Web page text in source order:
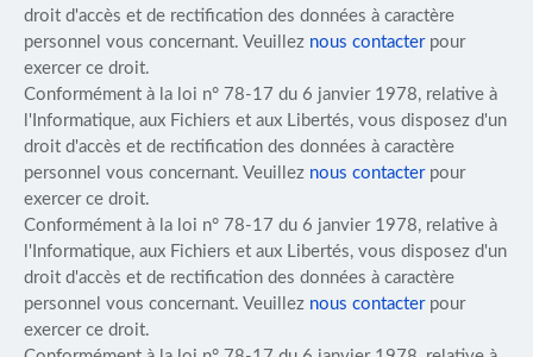
droit d'accès et de rectification des données à caractère
personnel vous concernant. Veuillez nous contacterpour
exercer ce droit.
Conformément à la loi n° 78-17 du 6 janvier 1978, relative à
l'Informatique, aux Fichiers et aux Libertés, vous disposez d'un
droit d'accès et de rectification des données à caractère
personnel vous concernant. Veuillez nous contacterpour
exercer ce droit.
Conformément à la loi n° 78-17 du 6 janvier 1978, relative à
l'Informatique, aux Fichiers et aux Libertés, vous disposez d'un
droit d'accès et de rectification des données à caractère
personnel vous concernant. Veuillez nous contacterpour
exercer ce droit.